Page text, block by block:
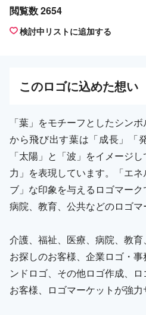
閲覧数 2654
検討中リストに追加する
このロゴに込めた想い
「葉」をモチーフとしたシン
から飛び出す葉は「成長」「
「太陽」と「波」をイメージ
力」を表現しています。「エ
ブ」な印象を与えるロゴマーク
病院、教育、公共などのロゴマ
介護、福祉、医療、病院、教
お探しのお客様、企業ロゴ・
ンドロゴ、その他ロゴ作成、
お客様、ロゴマーケットが強力